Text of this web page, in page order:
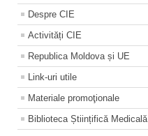
Despre CIE
Activități CIE
Republica Moldova și UE
Link-uri utile
Materiale promoţionale
Biblioteca Științifică Medicală